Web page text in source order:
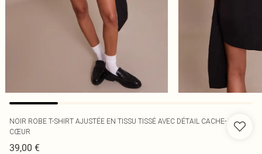
NOIR ROBE T-SHIRT AJUSTÉE EN TISSU TISSÉ AVEC DÉTAIL CACHE-
CŒUR
39,00 €